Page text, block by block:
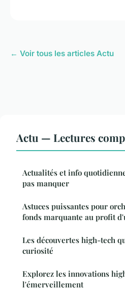
← Voir tous les articles Actu
Actu — Lectures
Actualités et info
pas manquer
Astuces puissantes pour
fonds marquante au profit
Les découvertes high-tech
curiosité
Explorez les innovations
l'émerveillement